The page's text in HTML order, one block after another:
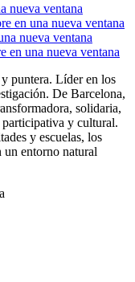
nueva ventana
en una nueva ventana
nueva ventana
en una nueva ventana
puntera. Líder en los
De Barcelona,
solidaria,
y cultural.
y escuelas, los
entorno natural